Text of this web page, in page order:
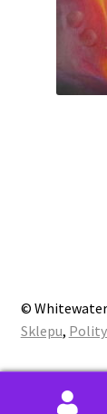
©
Sklepu,